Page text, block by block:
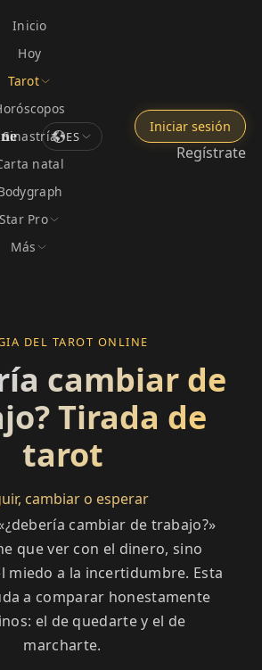
Inicio
Hoy
Tarot
Sinastría
natal
Star Pro
Más
ES
Iniciar sesión
Regístrate
DEL TAROT ONLINE
cambiar de
Tirada de
tarot
cambiar o esperar
cambiar de trabajo?»
que ver con el dinero, sino
miedo a la incertidumbre. Esta
a comparar honestamente
el de quedarte y el de
marcharte.